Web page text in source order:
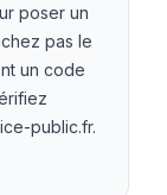
poser un
pas le
un code
public.fr.